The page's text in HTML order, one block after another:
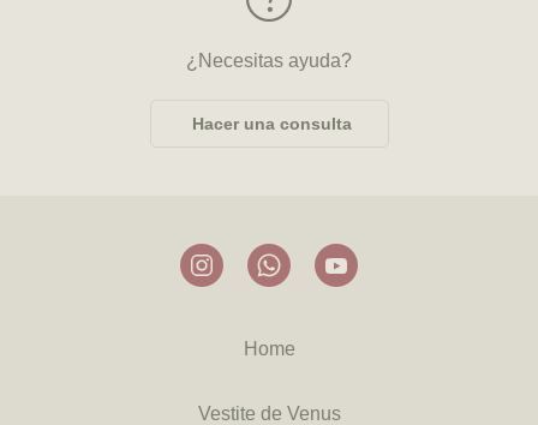
¿Necesitas ayuda?
Hacer una consulta
Home
Vestite de Venus